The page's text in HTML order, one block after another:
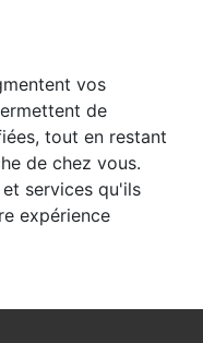
vos
de
tout en restant
de chez vous.
services qu'ils
expérience